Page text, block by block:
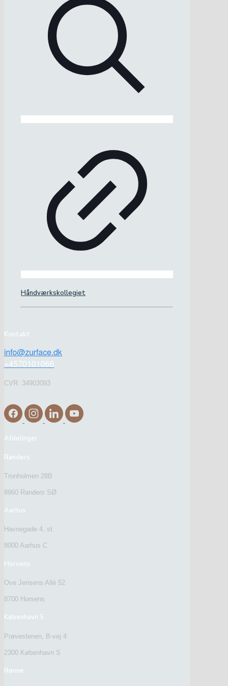
Håndværkskollegiet
Kontakt
CVR: 34903093
Afdelinger
Randers
Tronholmen 28B
8960 Randers SØ
Aarhus
Havnegade 4, st.
8000 Aarhus C
Horsens
Ove Jensens Allé 52
8700 Horsens
København S
Prøvestenen, B-vej 4
2300 København S
Rønne